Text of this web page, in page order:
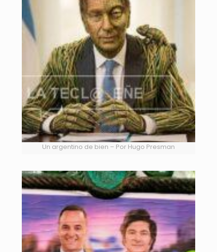
Un argentino de bien – Por Hugo Presman